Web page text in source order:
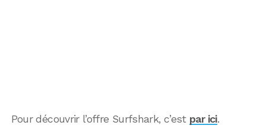
Pour découvrir l’offre Surfshark, c’est par ici.